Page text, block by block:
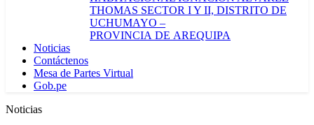
THOMAS SECTOR I Y II, DISTRITO DE
UCHUMAYO –
PROVINCIA DE AREQUIPA
Noticias
Contáctenos
Mesa de Partes Virtual
Gob.pe
Noticias